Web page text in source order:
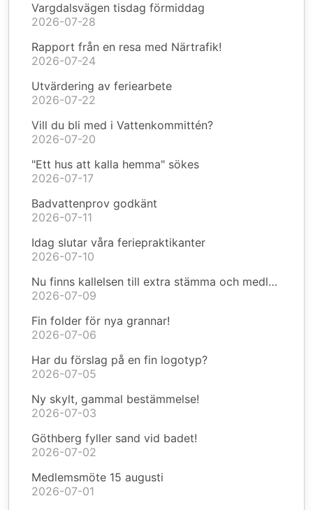
Vargdalsvägen tisdag förmiddag
2026-07-28
Rapport från en resa med Närtrafik!
2026-07-24
Utvärdering av feriearbete
2026-07-22
Vill du bli med i Vattenkommittén?
2026-07-20
"Ett hus att kalla hemma" sökes
2026-07-17
Badvattenprov godkänt
2026-07-11
Idag slutar våra feriepraktikanter
2026-07-10
Nu finns kallelsen till extra stämma och medlemsmöte
2026-07-09
Fin folder för nya grannar!
2026-07-06
Har du förslag på en fin logotyp?
2026-07-05
Ny skylt, gammal bestämmelse!
2026-07-03
Göthberg fyller sand vid badet!
2026-07-02
Medlemsmöte 15 augusti
2026-07-01